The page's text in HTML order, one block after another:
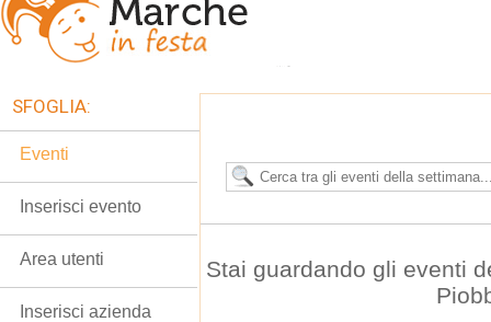
Stai guardando gli eventi
SFOGLIA:
Eventi
Inserisci evento
Area utenti
Inserisci azienda